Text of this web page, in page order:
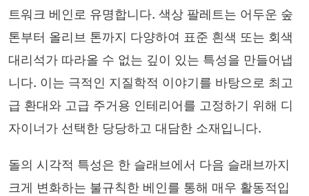
트워크 베인로 유명합니다. 색상 팔레트는 어두운 숲
톤부터 올리브 톤까지 다양하여 표준 흰색 또는 회색
대리석가 따라올 수 없는 깊이 있는 특성을 만들어냅
니다. 이는 극적인 지질학적 이야기를 바탕으로 최고
급 환대와 고급 주거용 인테리어를 고정하기 위해 디
자이너가 선택한 당당하고 대담한 소재입니다.
돌의 시각적 특성은 한 슬래브에서 다음 슬래브까지
크게 변화하는 불규칙한 베인를 통해 매우 활동적입